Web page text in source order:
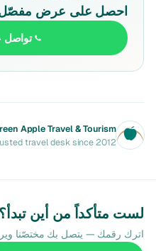
احصل على عرض مفصّل خلال
تواصل
Apple Travel & Tourism
travel desk since 2012.
لست متأكداً من أين تبدأ؟
اترك رقمك — يتصل بك مختصّنا